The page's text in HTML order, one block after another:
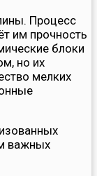
Процесс
им прочность
блоки
но их
мелких
важных